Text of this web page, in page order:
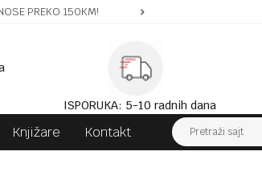
PREKO 150KM!
ISPORUKA: 5-10 radnih dana
Knjižare Kontakt Pretraži sajt